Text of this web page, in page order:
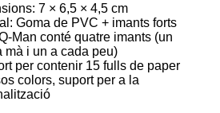
7 × 6,5 × 4,5 cm
Goma de PVC + imants forts
Man conté quatre imants (un
mà i un a cada peu)
per contenir 15 fulls de paper
colors, suport per a la